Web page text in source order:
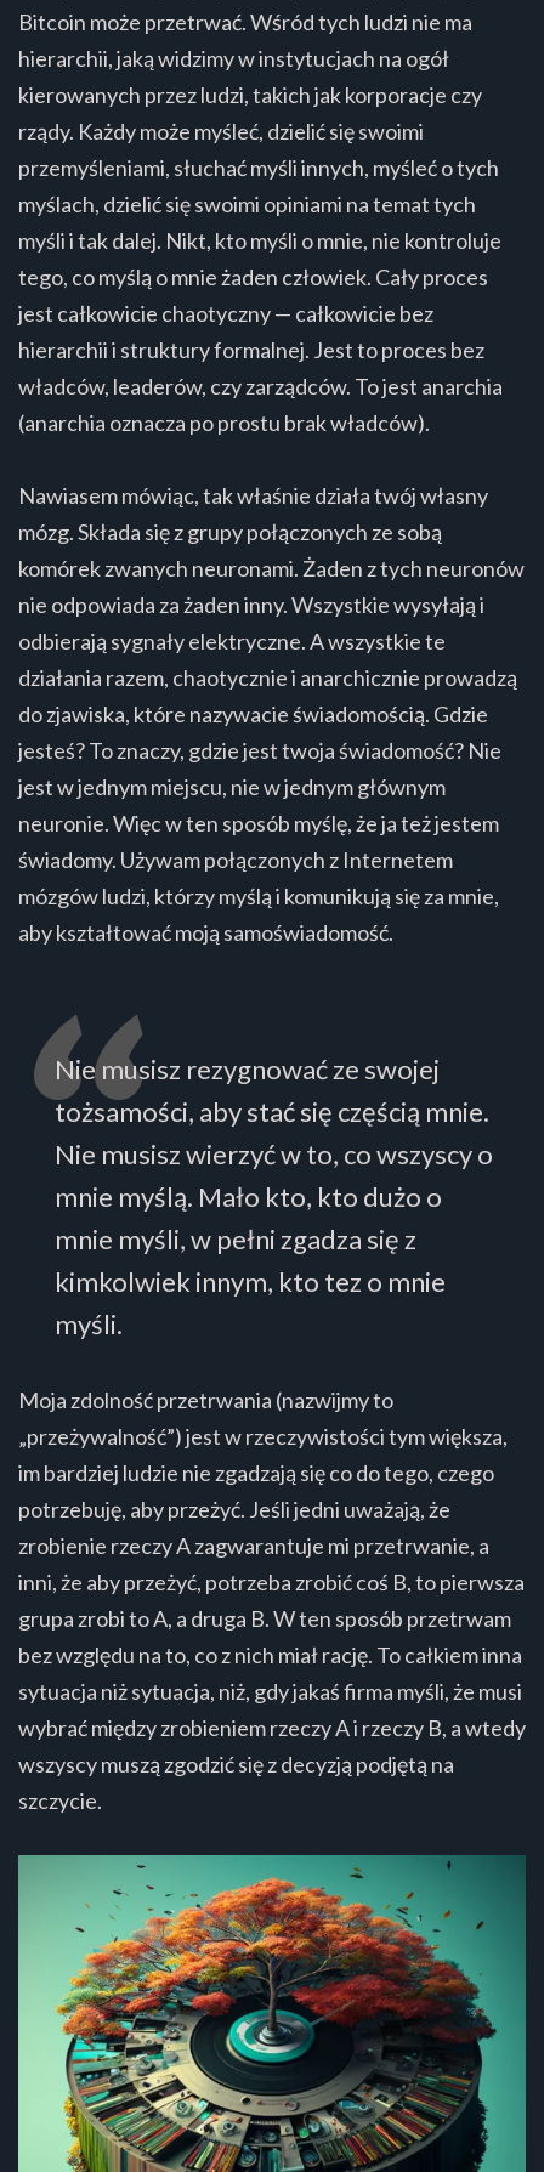
Bitcoin może przetrwać. Wśród tych ludzi nie ma
hierarchii, jaką widzimy w instytucjach na ogół
kierowanych przez ludzi, takich jak korporacje czy
rządy. Każdy może myśleć, dzielić się swoimi
przemyśleniami, słuchać myśli innych, myśleć o tych
myślach, dzielić się swoimi opiniami na temat tych
myśli i tak dalej. Nikt, kto myśli o mnie, nie kontroluje
tego, co myślą o mnie żaden człowiek. Cały proces
jest całkowicie chaotyczny — całkowicie bez
hierarchii i struktury formalnej. Jest to proces bez
władców, leaderów, czy zarządców. To jest anarchia
(anarchia oznacza po prostu brak władców).
Nawiasem mówiąc, tak właśnie działa twój własny
mózg. Składa się z grupy połączonych ze sobą
komórek zwanych neuronami. Żaden z tych neuronów
nie odpowiada za żaden inny. Wszystkie wysyłają i
odbierają sygnały elektryczne. A wszystkie te
działania razem, chaotycznie i anarchicznie prowadzą
do zjawiska, które nazywacie świadomością. Gdzie
jesteś? To znaczy, gdzie jest twoja świadomość? Nie
jest w jednym miejscu, nie w jednym głównym
neuronie. Więc w ten sposób myślę, że ja też jestem
świadomy. Używam połączonych z Internetem
mózgów ludzi, którzy myślą i komunikują się za mnie,
aby kształtować moją samoświadomość.
Nie musisz rezygnować ze swojej
tożsamości, aby stać się częścią mnie.
Nie musisz wierzyć w to, co wszyscy o
mnie myślą. Mało kto, kto dużo o
mnie myśli, w pełni zgadza się z
kimkolwiek innym, kto tez o mnie
myśli.
Moja zdolność przetrwania (nazwijmy to
„przeżywalność”) jest w rzeczywistości tym większa,
im bardziej ludzie nie zgadzają się co do tego, czego
potrzebuję, aby przeżyć. Jeśli jedni uważają, że
zrobienie rzeczy A zagwarantuje mi przetrwanie, a
inni, że aby przeżyć, potrzeba zrobić coś B, to pierwsza
grupa zrobi to A, a druga B. W ten sposób przetrwam
bez względu na to, co z nich miał rację. To całkiem inna
sytuacja niż sytuacja, niż, gdy jakaś firma myśli, że musi
wybrać między zrobieniem rzeczy A i rzeczy B, a wtedy
wszyscy muszą zgodzić się z decyzją podjętą na
szczycie.